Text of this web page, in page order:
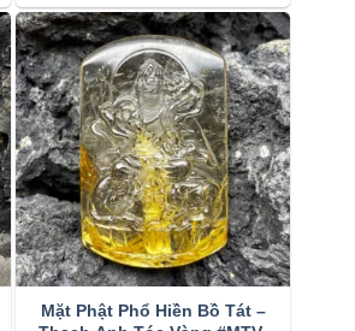
Mặt Phật Phổ Hiền Bồ Tát –